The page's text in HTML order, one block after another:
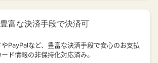
豊富な決済手段で決済可
PayPalなど、豊富な決済手段で安心のお支払
ド情報の非保持化対応済み。